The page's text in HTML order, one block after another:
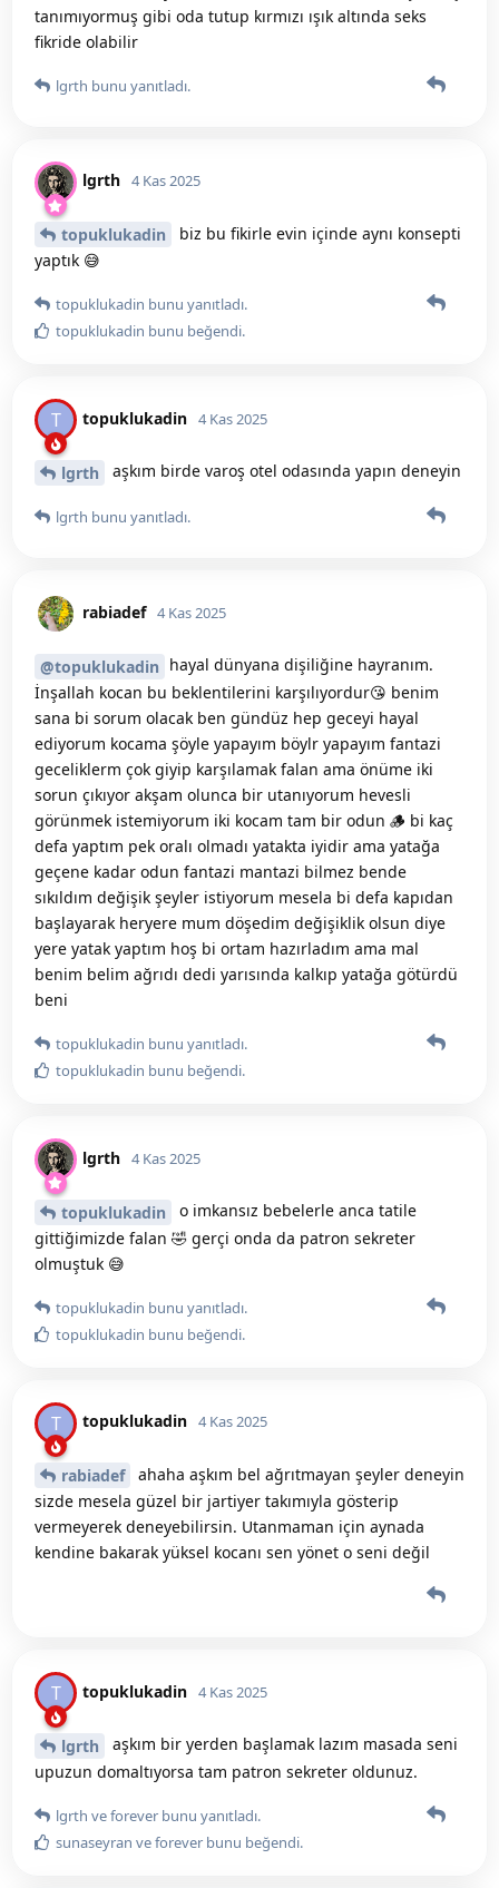
tanımıyormuş gibi oda tutup kırmızı ışık altında seks
fikride olabilir
lgrth bunu yanıtladı.
lgrth 4 Kas 2025
topuklukadin
biz bu fikirle evin içinde aynı konsepti
yaptık 😅
topuklukadin bunu yanıtladı.
topuklukadin bunu beğendi.
T topuklukadin 4 Kas 2025
lgrth aşkım birde varoş otel odasında yapın deneyin
lgrth bunu yanıtladı.
rabiadef 4 Kas 2025
@topuklukadin hayal dünyana dişiliğine hayranım.
İnşallah kocan bu beklentilerini karşılıyordur😘 benim
sana bi sorum olacak ben gündüz hep geceyi hayal
ediyorum kocama şöyle yapayım böylr yapayım fantazi
geceliklerm çok giyip karşılamak falan ama önüme iki
sorun çıkıyor akşam olunca bir utanıyorum hevesli
görünmek istemiyorum iki kocam tam bir odun 🪵 bi kaç
defa yaptım pek oralı olmadı yatakta iyidir ama yatağa
geçene kadar odun fantazi mantazi bilmez bende
sıkıldım değişik şeyler istiyorum mesela bi defa kapıdan
başlayarak heryere mum döşedim değişiklik olsun diye
yere yatak yaptım hoş bi ortam hazırladım ama mal
benim belim ağrıdı dedi yarısında kalkıp yatağa götürdü
beni
topuklukadin bunu yanıtladı.
topuklukadin bunu beğendi.
lgrth 4 Kas 2025
topuklukadin
o imkansız bebelerle anca tatile
gittiğimizde falan 🤣 gerçi onda da patron sekreter
olmuştuk 😅
topuklukadin bunu yanıtladı.
topuklukadin bunu beğendi.
T topuklukadin 4 Kas 2025
rabiadef
ahaha aşkım bel ağrıtmayan şeyler deneyin
sizde mesela güzel bir jartiyer takımıyla gösterip
vermeyerek deneyebilirsin. Utanmaman için aynada
kendine bakarak yüksel kocanı sen yönet o seni değil
T topuklukadin 4 Kas 2025
lgrth
aşkım bir yerden başlamak lazım masada seni
upuzun domaltıyorsa tam patron sekreter oldunuz.
lgrth veforever bunu yanıtladı.
sunaseyran veforever bunu beğendi.